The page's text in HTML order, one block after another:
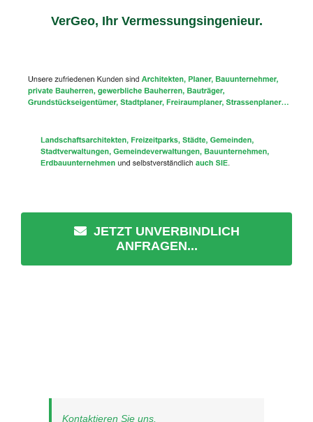
VerGeo, Ihr Vermessungsingenieur.
JETZT UNVERBINDLICH
ANFRAGEN...
Kontaktieren Sie uns.